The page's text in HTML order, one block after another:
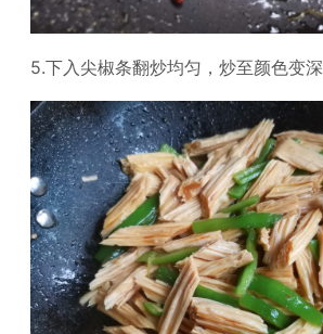
5.下入尖椒条翻炒均匀，炒至颜色变深